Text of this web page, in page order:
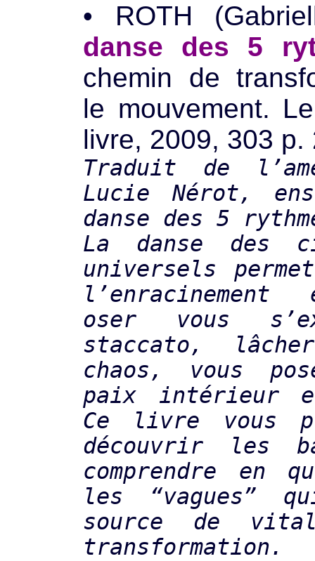
• ROTH
danse des 5
chemin de
le mouvement.
livre, 2009, 303 p.
Traduit de
Lucie Nérot,
danse des 5
La danse des
universels
oser vous
staccato,
chaos, vous
paix intérieur
Ce livre vous
découvrir les
comprendre en
les “vagues”
source de
transformation.